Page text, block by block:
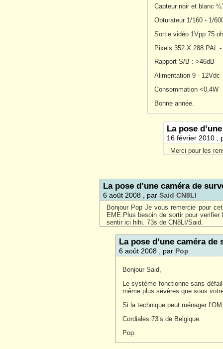
Capteur noir et blanc
Obturateur 1/160 - 1/
Sortie vidéo 1Vpp 75
Pixels 352 X 288 PAL
Rapport S/B : >46dB
Alimentation 9 - 12Vdc
Consommation <0,4W
Bonne année.
La pose
16 février 2010 ,
Merci pour les
La pose d’une caméra de
6 août 2008 , par Said CN8LI
Bonjour Pop Je vous remercie pour
EME.Plus besoin de sortir pour verifier
sentir ici hihi. 73s de CN8LI/Said.
La pose d’une caméra de
6 août 2008 , par Pop
Bonjour Said,
Le système fonctionne sans
même plus sévères que sous
Si la technique peut ménager
Cordiales 73’s de Belgique.
Pop.